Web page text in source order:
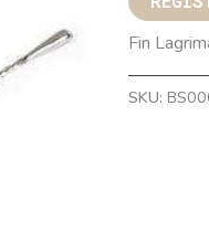
Fin
SKU: